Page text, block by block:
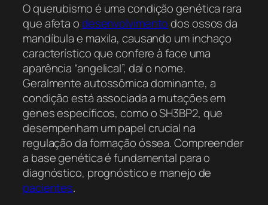
O querubismo é uma condição genética rara
que afeta odesenvolvimentodos ossos da
mandíbula e maxila, causando um inchaço
característico que confere à face uma
aparência “angelical”, daí o nome.
Geralmente autossômica dominante, a
condição está associada a mutações em
genes específicos, como oSH3BP2, que
desempenham um papel crucial na
regulação da formação óssea. Compreender
a base genética é fundamental para o
diagnóstico, prognóstico e manejo de
pacientes.